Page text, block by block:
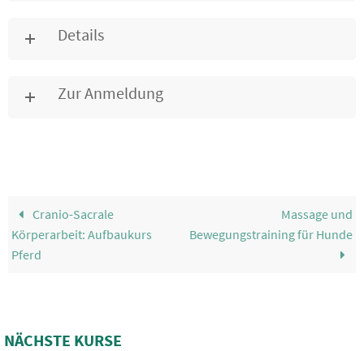
Details
Zur Anmeldung
Cranio-Sacrale
Körperarbeit: Aufbaukurs
Pferd
Massage und
Bewegungstraining für Hunde
NÄCHSTE KURSE